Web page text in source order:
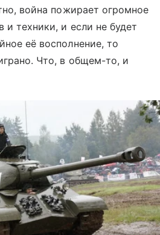
война пожирает огромное
и техники, и если не будет
её восполнение, то
Что, в общем-то, и